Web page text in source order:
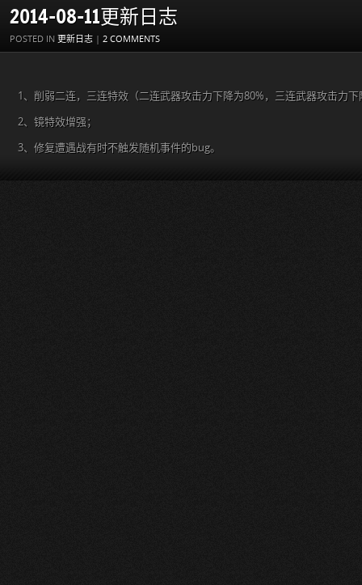
2014-08-11更新日志
POSTED IN 更新日志 | 2 COMMENTS
1、削弱二连，三连特效（二连武器攻击力下降为80%，三连武器攻击力下
2、镜特效增强；
3、修复遭遇战有时不触发随机事件的bug。